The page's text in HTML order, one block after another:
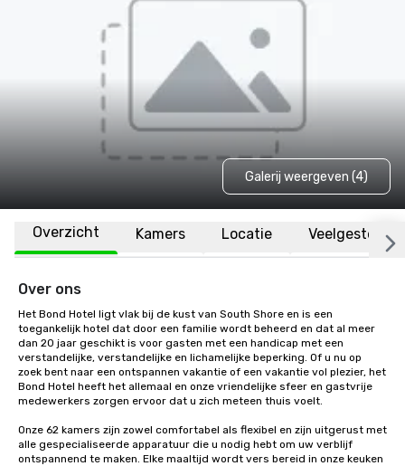
Galerij weergeven (4)
Overzicht Kamers Locatie Veelgestelde
Over ons
Het Bond Hotel ligt vlak bij de kust van South Shore en is een
toegankelijk hotel dat door een familie wordt beheerd en dat al meer
dan 20 jaar geschikt is voor gasten met een handicap met een
verstandelijke, verstandelijke en lichamelijke beperking. Of u nu op
zoek bent naar een ontspannen vakantie of een vakantie vol plezier, het
Bond Hotel heeft het allemaal en onze vriendelijke sfeer en gastvrije
medewerkers zorgen ervoor dat u zich meteen thuis voelt.
Onze 62 kamers zijn zowel comfortabel als flexibel en zijn uitgerust met
alle gespecialiseerde apparatuur die u nodig hebt om uw verblijf
ontspannend te maken. Elke maaltijd wordt vers bereid in onze keuken